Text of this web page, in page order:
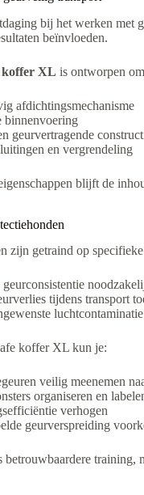
bij het werken met
beïnvloeden.
koffer XL is ontworpen
afdichtingsmechanisme
binnenvoering
geurvertragende
en vergrendeling
blijft de
zijn getraind op
geurconsistentie
tijdens transport
koffer XL kun je:
veilig meenemen
organiseren en
verhogen
geurverspreiding
betrouwbaardere training,